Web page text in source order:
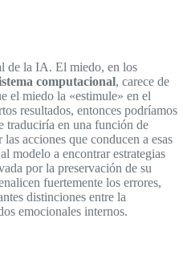
de la IA. El miedo, en los
computacional, carece de
el miedo la «estimule» en el
resultados, entonces podríamos
traduciría en una función de
acciones que conducen a esas
modelo a encontrar estrategias
por la preservación de su
fuertemente los errores,
distinciones entre la
emocionales internos.